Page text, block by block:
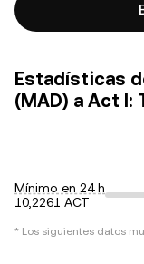
Estadísticas
(MAD) a Act I:
Mínimo en 24 h
10,2261 ACT
* Los siguientes datos